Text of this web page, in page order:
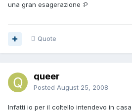
una gran esagerazione :P
Quote
queer
Posted August 25, 2008
Infatti io per il coltello intendevo in casa